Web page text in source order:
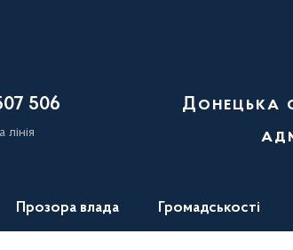
506
лінія
Донецька
Прозора влада Громадськості